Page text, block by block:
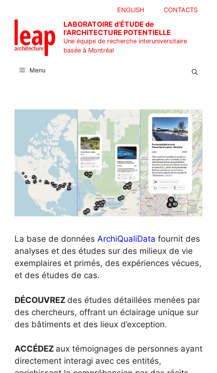
contenu
CONTACTS
ENGLISH
LABORATOIRE d'ÉTUDE de
l'ARCHITECTURE POTENTIELLE
Une équipe de recherche interuniversitaire
basée à Montréal
Menu
La base de données ArchiQualiData fournit des
analyses et des études sur des milieux de vie
exemplaires et primés, des expériences vécues,
et des études de cas.
DÉCOUVREZ des études détaillées menées par
des chercheurs, offrant un éclairage unique sur
des bâtiments et des lieux d’exception.
ACCÉDEZ aux témoignages de personnes ayant
directement interagi avec ces entités,